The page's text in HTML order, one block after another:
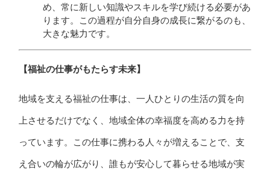
め、常に新しい知識やスキルを学び続ける必要があ
ります。この過程が自分自身の成長に繋がるのも、
大きな魅力です。
【福祉の仕事がもたらす未来】
地域を支える福祉の仕事は、一人ひとりの生活の質を向
上させるだけでなく、地域全体の幸福度を高める力を持
っています。この仕事に携わる人々が増えることで、支
え合いの輪が広がり、誰もが安心して暮らせる地域が実